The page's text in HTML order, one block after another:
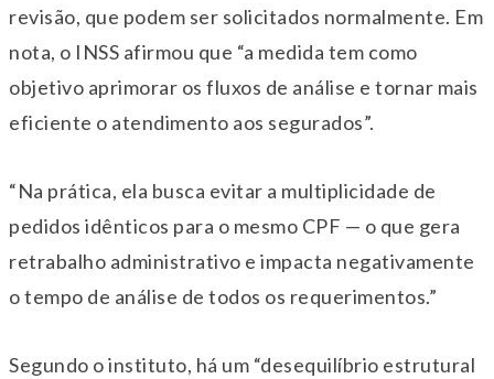
revisão, que podem ser solicitados normalmente. Em
nota, o INSS afirmou que “a medida tem como
objetivo aprimorar os fluxos de análise e tornar mais
eficiente o atendimento aos segurados”.
“Na prática, ela busca evitar a multiplicidade de
pedidos idênticos para o mesmo CPF — o que gera
retrabalho administrativo e impacta negativamente
o tempo de análise de todos os requerimentos.”
Segundo o instituto, há um “desequilíbrio estrutural